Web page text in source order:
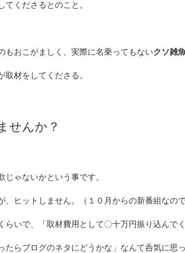
くださるとのこと。
もおこがましく、実際に名乗ってもないクソ雑
材をしてくださる。
せんか？
ゃないかという事です。
、ヒットしません。（１０月からの新番組なの
らいで、「取材費用として〇十万円振り込んで
たらブログのネタにどうかな」なんて呑気に思っ